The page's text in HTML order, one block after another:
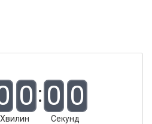
0
Хвилин
0 0
Секунд